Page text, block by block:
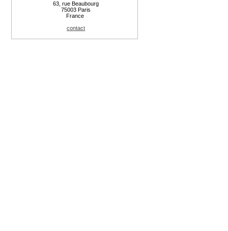
63, rue Beaubourg
75003 Paris
France
contact